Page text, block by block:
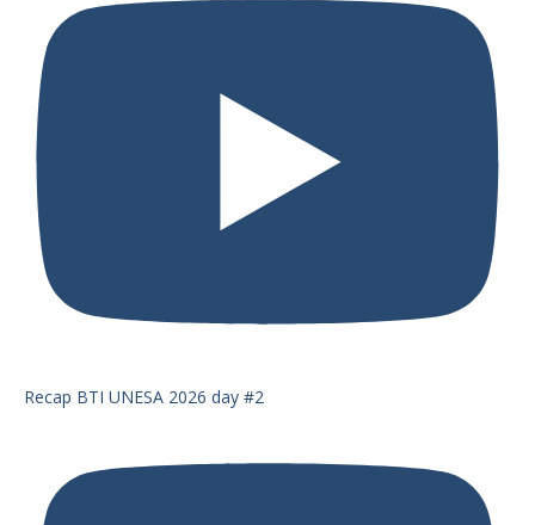
Recap BTI UNESA 2026 day #2